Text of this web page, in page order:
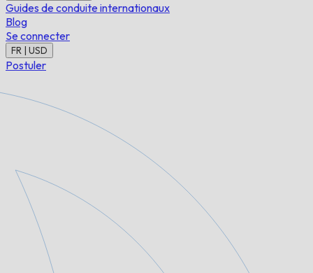
Guides de conduite internationaux
Blog
Se connecter
FR | USD
Postuler